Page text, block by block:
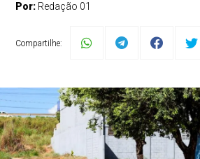
Por: Redação 01
Compartilhe: